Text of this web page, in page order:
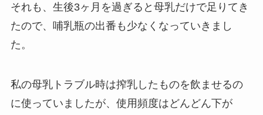
それも、生後3ヶ月を過ぎると母乳だけで足りてき
たので、哺乳瓶の出番も少なくなっていきまし
た。
私の母乳トラブル時は搾乳したものを飲ませるの
に使っていましたが、使用頻度はどんどん下が